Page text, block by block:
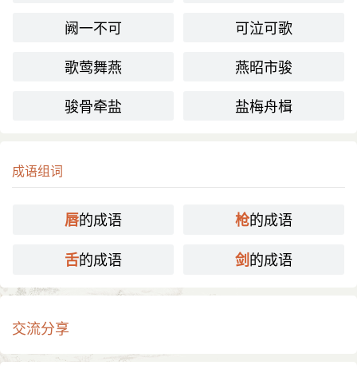
阙一不可
可泣可歌
歌莺舞燕
燕昭市骏
骏骨牵盐
盐梅舟楫
成语组词
唇的成语 枪的成语
舌的成语 剑的成语
交流分享